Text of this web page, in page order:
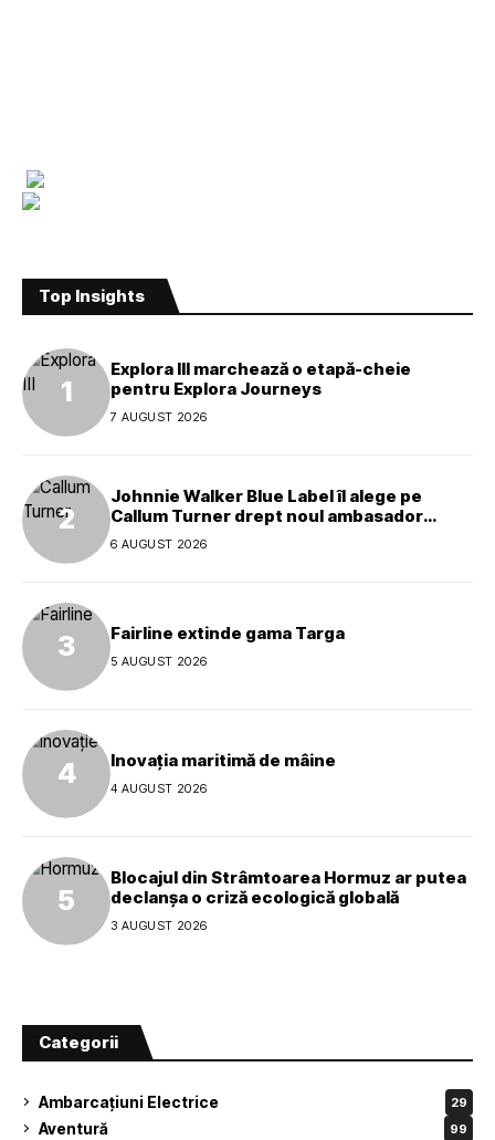
Top Insights
Explora III marchează o etapă-cheie
pentru Explora Journeys
7 AUGUST 2026
Johnnie Walker Blue Label îl alege pe
Callum Turner drept noul ambasador
global al mărcii
6 AUGUST 2026
Fairline extinde gama Targa
5 AUGUST 2026
Inovația maritimă de mâine
4 AUGUST 2026
Blocajul din Strâmtoarea Hormuz ar putea
declanșa o criză ecologică globală
3 AUGUST 2026
Categorii
Ambarcațiuni Electrice 29
Aventură 99